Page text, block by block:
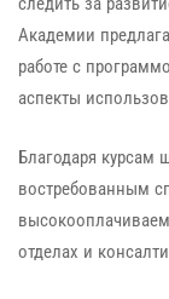
Академии
работе с
аспекты
Благодаря
востребованным
отделах и